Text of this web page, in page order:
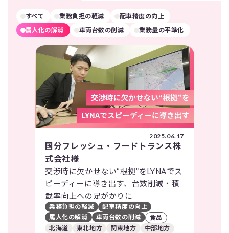
すべて 業務負担の軽減
配車精度の向上
属人化の解消
車両台数の削減 業務量の平準化
2025.06.17
国分フレッシュ・フードトランス株
式会社様
交渉時に欠かせない“根拠”をLYNAでス
ピーディーに導き出す、台数削減・積
載率向上への足がかりに
業務負担の軽減
配車精度の向上
属人化の解消
車両台数の削減
食品
北海道
東北地方 関東地方
中部地方